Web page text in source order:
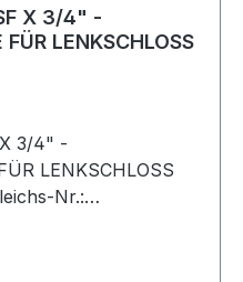
X 3/4" -
LENKSCHLOSS
3/4" -
LENKSCHLOSS
Nr.: